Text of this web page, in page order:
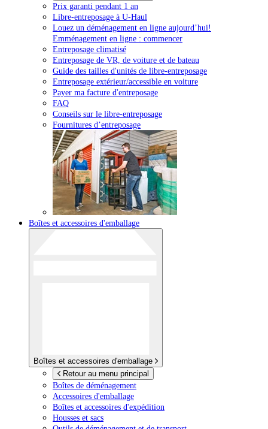
Prix garanti pendant 1 an
Libre-entreposage à U-Haul
Louez un déménagement en ligne aujourd’hui!
Emménagement en ligne : commencer
Entreposage climatisé
Entreposage de VR, de voiture et de bateau
Guide des tailles d'unités de libre-entreposage
Entreposage extérieur/accessible en voiture
Payer ma facture d'entreposage
FAQ
Conseils sur le libre-entreposage
Fournitures d’entreposage
Boîtes et accessoires d'emballage
Boîtes et accessoires d'emballage
Retour au menu principal
Boîtes de déménagement
Accessoires d'emballage
Boîtes et accessoires d'expédition
Housses et sacs